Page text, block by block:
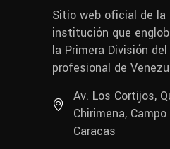
Sitio web oficial de la
institución que
la Primera División
profesional de
Av. Los Cortijos,
Chirimena,
Caracas